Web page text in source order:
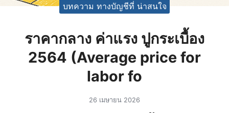
บทความ ทางบัญชีที่ น่าสนใจ
ราคากลาง ค่าแรง ปูกระเบื้อง
2564 (Average price for
labor fo
26 เมษายน 2026